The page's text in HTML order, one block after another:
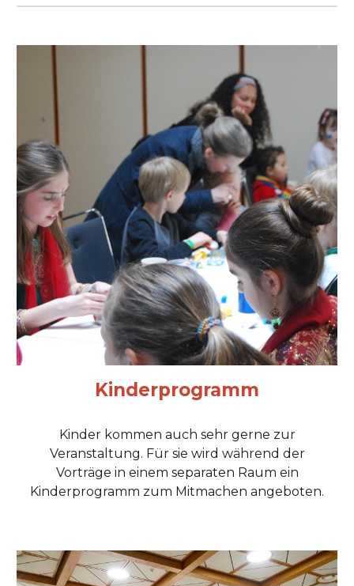
Kinderprogramm
Kinder kommen auch sehr gerne zur
Veranstaltung. Für sie wird während der
Vorträge in einem separaten Raum ein
Kinderprogramm zum Mitmachen angeboten.